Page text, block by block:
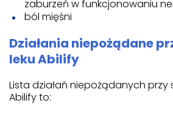
zaburzeń w funkcjonowaniu
ból mięśni
Działania niepożądane
leku Abilify
Lista działań niepożądanych przy
Abilify to: